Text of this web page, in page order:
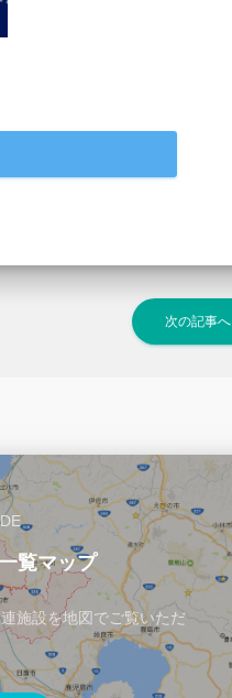
次の記事へ
覧マップ
施設を地図でご覧いただ